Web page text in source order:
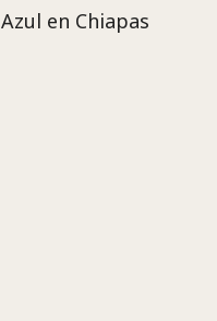
en Chiapas